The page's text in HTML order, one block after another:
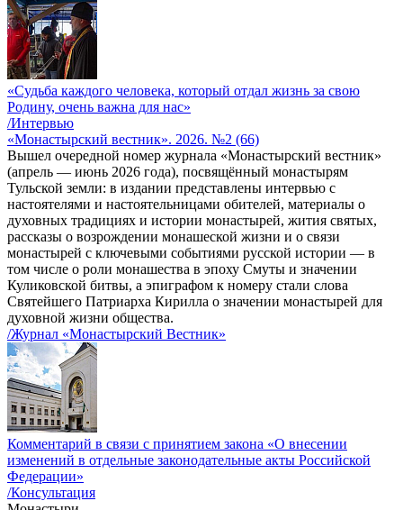
«Судьба каждого человека, который отдал жизнь за свою
Родину, очень важна для нас»
/Интервью
«Монастырский вестник». 2026. №2 (66)
Вышел очередной номер журнала «Монастырский вестник»
(апрель — июнь 2026 года), посвящённый монастырям
Тульской земли: в издании представлены интервью с
настоятелями и настоятельницами обителей, материалы о
духовных традициях и истории монастырей, жития святых,
рассказы о возрождении монашеской жизни и о связи
монастырей с ключевыми событиями русской истории — в
том числе о роли монашества в эпоху Смуты и значении
Куликовской битвы, а эпиграфом к номеру стали слова
Святейшего Патриарха Кирилла о значении монастырей для
духовной жизни общества.
/Журнал «Монастырский Вестник»
Комментарий в связи с принятием закона «О внесении
изменений в отдельные законодательные акты Российской
Федерации»
/Консультация